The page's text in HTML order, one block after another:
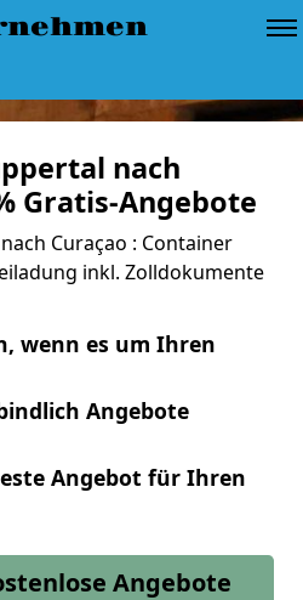
nach
Gratis-Angebote
Curaçao : Container
inkl. Zolldokumente
wenn es um Ihren
Angebote
Angebot für Ihren
Angebote